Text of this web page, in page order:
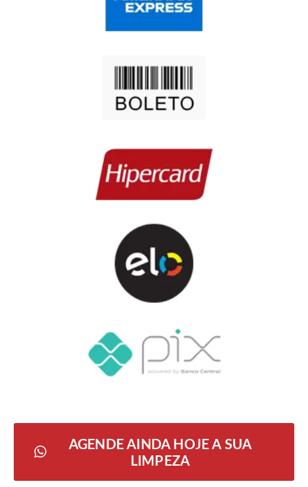
AGENDE AINDA HOJE A SUA
LIMPEZA